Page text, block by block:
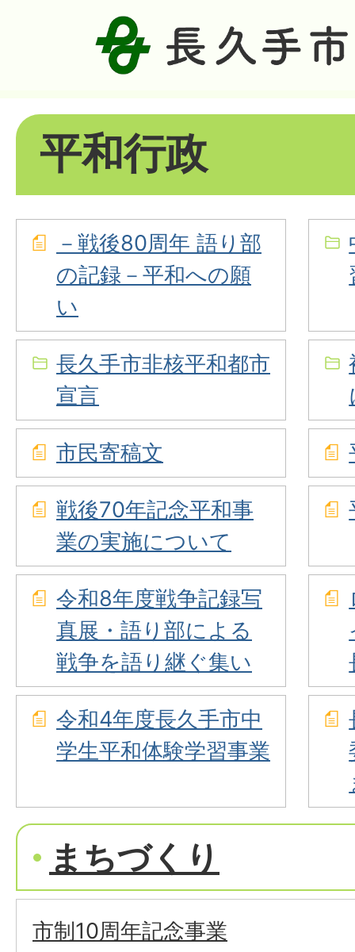
平和行政
－戦後80周年 語り部
の記録－平和への願
い
長久手市非核平和都市
宣言
市民寄稿文
戦後70年記念平和事
業の実施について
令和8年度戦争記録写
真展・語り部による
戦争を語り継ぐ集い
令和4年度長久手市中
学生平和体験学習事業
まちづくり
市制10周年記念事業